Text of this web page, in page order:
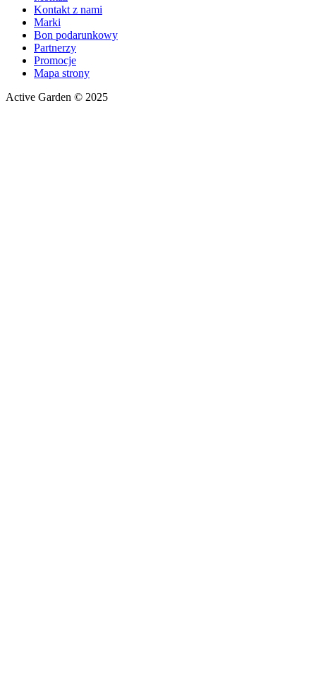
Kontakt z nami
Marki
Bon podarunkowy
Partnerzy
Promocje
Mapa strony
Active Garden © 2025